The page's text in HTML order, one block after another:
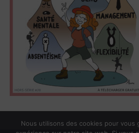
Nous utilisons des cookies pour vous